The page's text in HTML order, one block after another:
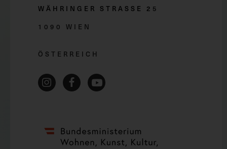
WÄHRINGER STRASSE 2 5
1090 WIEN
ÖSTERREICH